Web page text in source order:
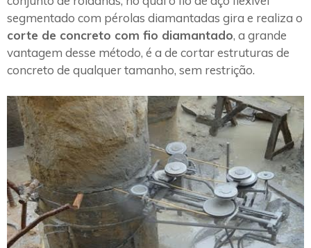
segmentado com pérolas diamantadas gira e realiza o
corte de concreto com fio diamantado, a grande
vantagem desse método, é a de cortar estruturas de
concreto de qualquer tamanho, sem restrição.